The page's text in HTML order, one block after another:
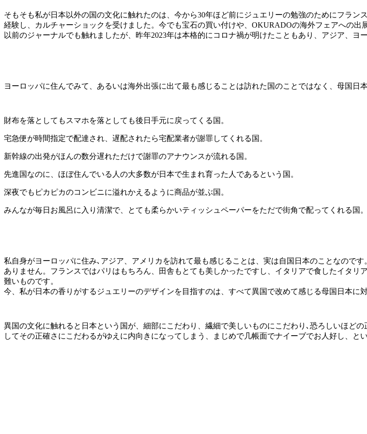
そもそも私が日本以外の国の文化に触れたのは、今から30年ほど前にジュエリーの勉強のためにフラン
経験し、カルチャーショックを受けました。今でも宝石の買い付けや、 OKURADOの海外フェアへの出
以前のジャーナルでも触れましたが、昨年2023年は本格的にコロナ禍が明けたこともあり、アジア、ヨ
ヨーロッパに住んでみて、あるいは海外出張に出て最も感じることは訪れた国のことではなく、母国日
財布を落としてもスマホを落としても後日手元に戻ってくる国。
宅急便が時間指定で配達され、遅配されたら宅配業者が謝罪してくれる国。
新幹線の出発がほんの数分遅れただけで謝罪のアナウンスが流れる国。
先進国なのに、ほぼ住んでいる人の大多数が日本で生まれ育った人であるという国。
深夜でもピカピカのコンビニに溢れかえるように商品が並ぶ国。
みんなが毎日お風呂に入り清潔で、とても柔らかいティッシュペーパーをただで街角で配ってくれる国。
私自身がヨーロッパに住み､アジア、アメリカを訪れて最も感じることは、実は自国日本のことなので
ありません。フランスではパリはもちろん、田舎もとても美しかったですし、イタリアで食したイタ
難いものです。
今、私が日本の香りがするジュエリーのデザインを目指すのは、すべて異国で改めて感じる母国日本に
異国の文化に触れると日本という国が、細部にこだわり、繊細で美しいものにこだわり､恐ろしいほど
してその正確さにこだわるがゆえに内向きになってしまう、まじめで几帳面でナイーブでお人好し、と